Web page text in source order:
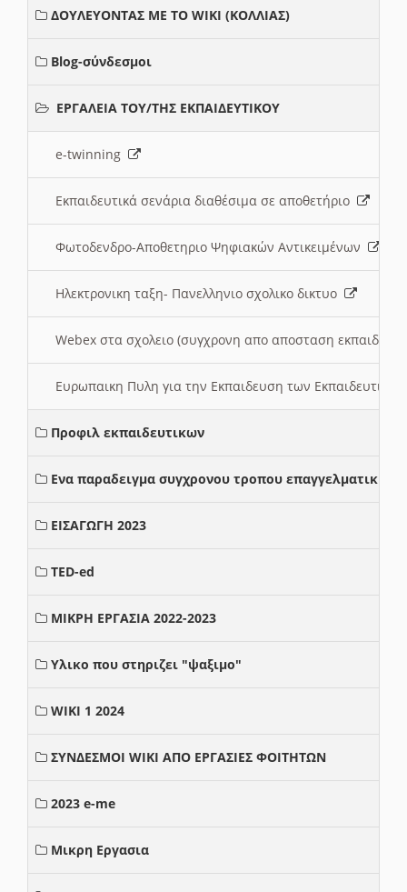
ΔΟΥΛΕΥΟΝΤΑΣ ΜΕ ΤΟ WIKI (ΚΟΛΛΙΑΣ)
Blog-σύνδεσμοι
ΕΡΓΑΛΕΙΑ ΤΟΥ/ΤΗΣ ΕΚΠΑΙΔΕΥΤΙΚΟΥ
e-twinning
Εκπαιδευτικά σενάρια διαθέσιμα σε αποθετήριο
Φωτοδενδρο-Αποθετηριο Ψηφιακών Αντικειμένων
Ηλεκτρονικη ταξη- Πανελληνιο σχολικο δικτυο
Webex στα σχολειο (συγχρονη απο αποσταση
Ευρωπαικη Πυλη για την Εκπαιδευση των
Προφιλ εκπαιδευτικων
Ενα παραδειγμα συγχρονου τροπου επαγγελματικης
ΕΙΣΑΓΩΓΗ 2023
TED-ed
ΜΙΚΡΗ ΕΡΓΑΣΙΑ 2022-2023
Υλικο που στηριζει "ψαξιμο"
WIKI 1 2024
ΣΥΝΔΕΣΜΟΙ WIKI ΑΠΟ ΕΡΓΑΣΙΕΣ ΦΟΙΤΗΤΩΝ
2023 e-me
Μικρη Εργασια